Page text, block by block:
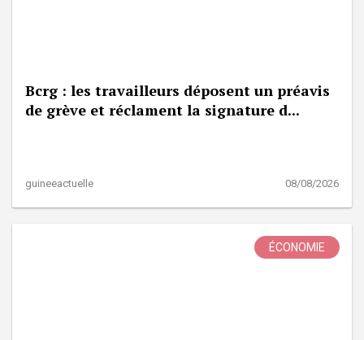
Bcrg : les travailleurs déposent un préavis
de grève et réclament la signature d...
guineeactuelle 08/08/2026
ÉCONOMIE